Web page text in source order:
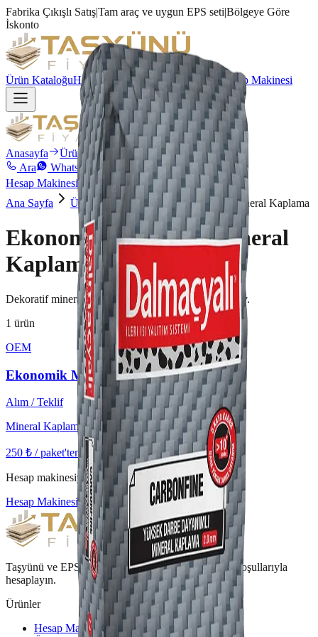
Fabrika Çıkışlı Satış|Tam araç ve uygun EPS seti|Bölgeye Göre
İskonto
Ürün KataloğuHakkımızdaİletişim WhatsAppHesap Makinesi
Anasayfa Ürün Kataloğu Hakkımızda
İletişim
Ara
WhatsApp
Hesap Makinesi
Ana Sayfa
Ürünler Ekonomik (2.Kalite) Mineral Kaplama
Ekonomik (2.Kalite) Mineral
Kaplama
Dekoratif mineral kaplamalar — mantolama dış yüzey.
1 ürün
OEM
Ekonomik Mineral Kaplama 25kg
Alım / Teklif
Mineral Kaplama
250 ₺ / paket'ten başlayanKDV hariç
Hesap makinesiyle doğrudan paket fiyatı alın.
Hesap Makinesi
Taşyünü ve EPS fiyatlarını, tam araç ve set nakliye koşullarıyla
hesaplayın.
Ürünler
Hesap Makinesi